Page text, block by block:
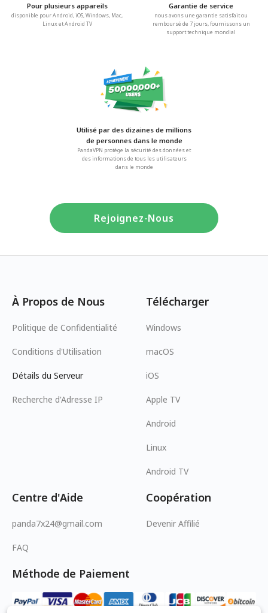
Pour plusieurs appareils
disponible pour Android, iOS, Windows, Mac,
Linux et Android TV
Garantie de service
nous avons une garantie satisfait ou
remboursé de 7 jours, fournissons un
support technique mondial
Utilisé par des dizaines de millions
de personnes dans le monde
PandaVPN protège la sécurité des données et
des informations de tous les utilisateurs
dans le monde
Rejoignez-Nous
À Propos de Nous
Politique de Confidentialité
Conditions d'Utilisation
Détails du Serveur
Recherche d'Adresse IP
Télécharger
Windows
macOS
iOS
Apple TV
Android
Linux
Android TV
Centre d'Aide
panda7x24@gmail.com
FAQ
Coopération
Devenir Affilié
Méthode de Paiement